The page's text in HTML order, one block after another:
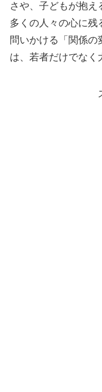
さや、子どもが抱え
多くの人々の心に残
問いかける「関係の
は、若者だけでなく